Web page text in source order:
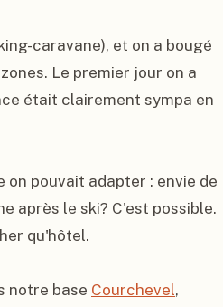
caravane), et on a bougé
Le premier jour on a
était clairement sympa en
on pouvait adapter : envie de
après le ski? C'est possible.
qu'hôtel.
notre base Courchevel,